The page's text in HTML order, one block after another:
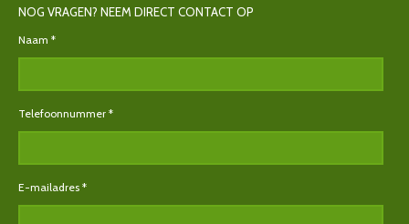
NOG VRAGEN? NEEM DIRECT CONTACT OP
Naam *
Telefoonnummer *
E-mailadres *